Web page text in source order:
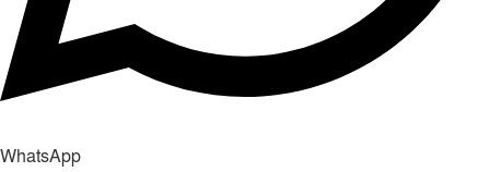
WhatsApp